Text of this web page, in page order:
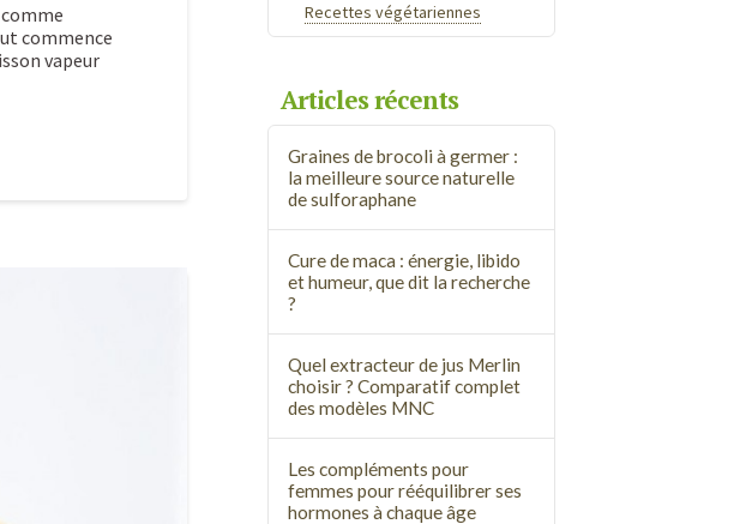
commence
vapeur
Recettes végétariennes
Articles récents
Graines de brocoli à germer :
la meilleure source naturelle
de sulforaphane
Cure de maca : énergie, libido
et humeur, que dit la recherche
?
Quel extracteur de jus Merlin
choisir ? Comparatif complet
des modèles MNC
Les compléments pour
femmes pour rééquilibrer ses
hormones à chaque âge